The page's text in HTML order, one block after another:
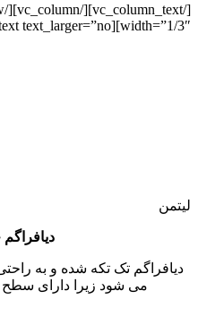
width=”1/3″][vc_column_text text_larger=”no”]
لیتمن
دیافراگم تک تکه شده و به
می شود زیرا دارای